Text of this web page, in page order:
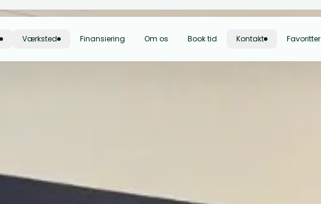
Værksted Finansiering Om os Book tid Kontakt Favoritter